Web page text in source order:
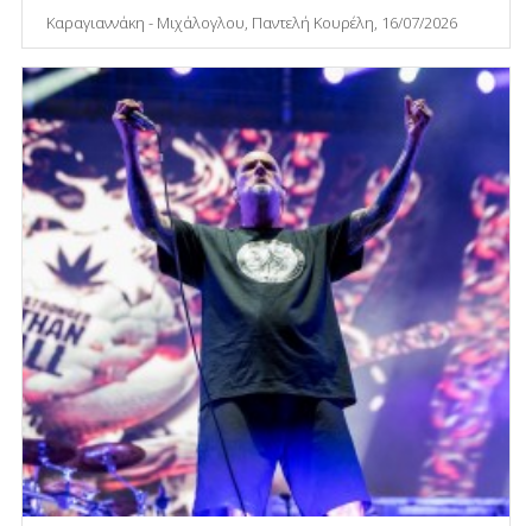
Καραγιαννάκη - Μιχάλογλου, Παντελή Κουρέλη, 16/07/2026